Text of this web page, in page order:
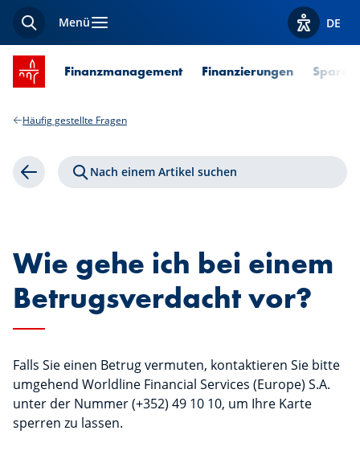
SucheMenü Optionen
DE
Startseite SPUERKEESS
Finanzmanagement Finanzierungen Sparen
Häufig gestellte Fragen
Zurück Nach einem Artikel suchen
Wie gehe ich bei einem
Betrugsverdacht vor?
Falls Sie einen Betrug vermuten, kontaktieren Sie bitte
umgehend Worldline Financial Services (Europe) S.A.
unter der Nummer (+352) 49 10 10, um Ihre Karte
sperren zu lassen.